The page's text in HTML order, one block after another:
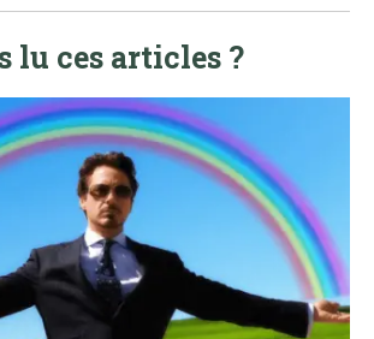
lu ces articles ?